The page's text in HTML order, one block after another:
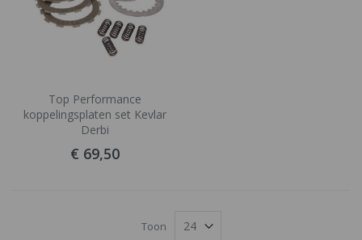
Top Performance
koppelingsplaten set Kevlar
Derbi
€ 69,50
Toon